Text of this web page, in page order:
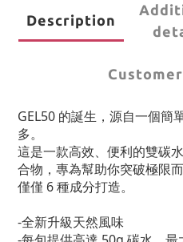
Description
GEL50 的誕生，源自一個
多。
這是一款高效、便利的雙碳
合物，專為幫助你突破極限
僅僅 6 種成分打造。
-全新升級天然風味